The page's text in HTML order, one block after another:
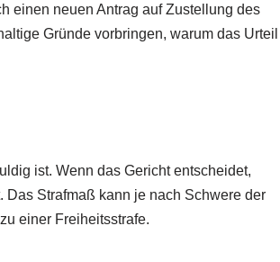
einen neuen Antrag auf Zustellung des
Gründe vorbringen, warum das Urteil
ist. Wenn das Gericht entscheidet,
Strafmaß kann je nach Schwere der
einer Freiheitsstrafe.